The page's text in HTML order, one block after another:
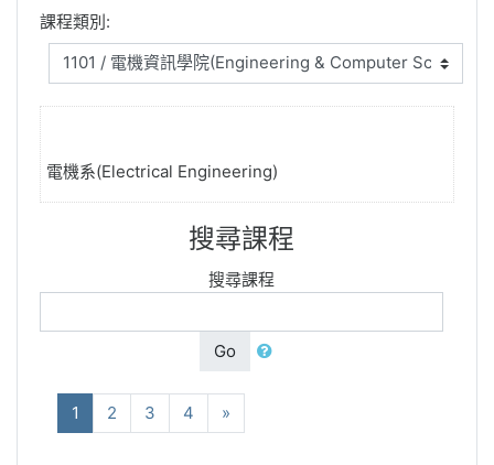
課程類別:
電機系(Electrical Engineering)
搜尋課程
搜尋課程
Go
1 (current)
2 3 4 »